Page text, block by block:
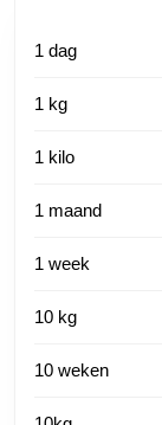
1 dag
1 kg
1 kilo
1 maand
1 week
10 kg
10 weken